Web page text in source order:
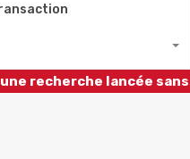
recherche lancée